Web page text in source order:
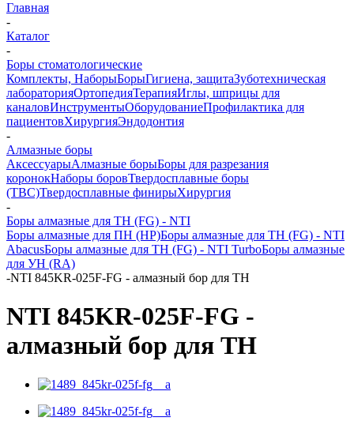
Главная
-
Каталог
-
Боры стоматологические
Комплекты, НаборыБорыГигиена, защитаЗуботехническая
лабораторияОртопедияТерапияИглы, шприцы для
каналовИнструментыОборудованиеПрофилактика для
пациентовХирургияЭндодонтия
-
Алмазные боры
АксессуарыАлмазные борыБоры для разрезания
коронокНаборы боровТвердосплавные боры
(ТВС)Твердосплавные финирыХирургия
-
Боры алмазные для ТН (FG) - NTI
Боры алмазные для ПН (HP)Боры алмазные для ТН (FG) - NTI
AbacusБоры алмазные для ТН (FG) - NTI TurboБоры алмазные
для УН (RA)
-NTI 845KR-025F-FG - алмазный бор для ТН
NTI 845KR-025F-FG -
алмазный бор для ТН